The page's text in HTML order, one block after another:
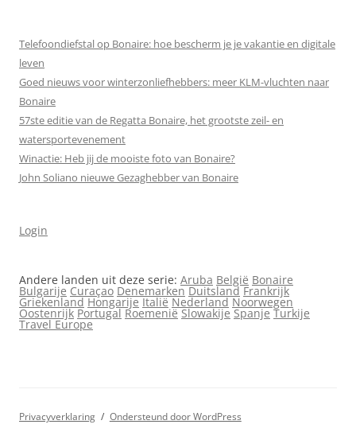
Telefoondiefstal op Bonaire: hoe bescherm je je vakantie en digitale
leven
Goed nieuws voor winterzonliefhebbers: meer KLM-vluchten naar
Bonaire
57ste editie van de Regatta Bonaire, het grootste zeil- en
watersportevenement
Winactie: Heb jij de mooiste foto van Bonaire?
John Soliano nieuwe Gezaghebber van Bonaire
Login
Andere landen uit deze serie: Aruba België Bonaire
Bulgarije Curaçao Denemarken Duitsland Frankrijk
Griekenland Hongarije Italië Nederland Noorwegen
Oostenrijk Portugal Roemenië Slowakije Spanje Turkije
Travel Europe
Privacyverklaring Ondersteund door WordPress